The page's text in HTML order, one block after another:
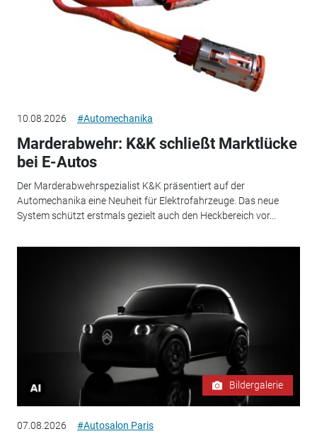
10.08.2026 #Automechanika
Marderabwehr: K&K schließt Marktlücke
bei E-Autos
Der Marderabwehrspezialist K&K präsentiert auf der
Automechanika eine Neuheit für Elektrofahrzeuge. Das neue
System schützt erstmals gezielt auch den Heckbereich vor...
Bildergalerie
07.08.2026 #Autosalon Paris